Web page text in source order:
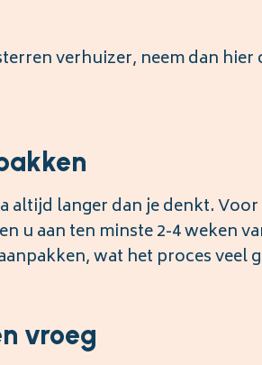
verhuizer, neem dan
altijd langer dan je denkt.
u aan ten minste 2-4 weken
wat het proces veel
vroeg